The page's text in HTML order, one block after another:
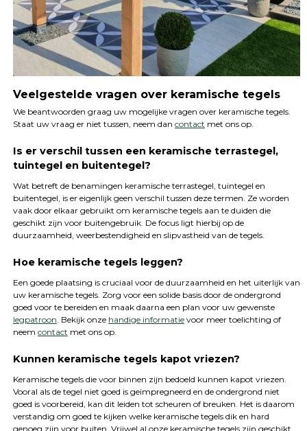
Veelgestelde vragen over keramische tegels
We beantwoorden graag uw mogelijke vragen over keramische tegels.
Staat uw vraag er niet tussen, neem dan contact met ons op.
Is er verschil tussen een keramische terrastegel,
tuintegel en buitentegel?
Wat betreft de benamingen keramische terrastegel, tuintegel en
buitentegel, is er eigenlijk geen verschil tussen deze termen. Ze worden
vaak door elkaar gebruikt om keramische tegels aan te duiden die
geschikt zijn voor buitengebruik. De focus ligt hierbij op de
duurzaamheid, weerbestendigheid en slipvastheid van de tegels.
Hoe keramische tegels leggen?
Een goede plaatsing is cruciaal voor de duurzaamheid en het uiterlijk van
uw keramische tegels. Zorg voor een solide basis door de ondergrond
goed voor te bereiden en maak daarna een plan voor uw gewenste
legpatroon. Bekijk onze handige informatievoor meer toelichting of
neem contact met ons op.
Kunnen keramische tegels kapot vriezen?
Keramische tegels die voor binnen zijn bedoeld kunnen kapot vriezen.
Vooral als de tegel niet goed is geïmpregneerd en de ondergrond niet
goed is voorbereid, kan dit leiden tot scheuren of breuken. Het is daarom
verstandig om goed te kijken welke keramische tegels dik en hard
genoeg zijn voor buiten. Vrijwel al onze keramische tegels zijn geschikt